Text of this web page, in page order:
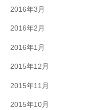
2016年3月
2016年2月
2016年1月
2015年12月
2015年11月
2015年10月